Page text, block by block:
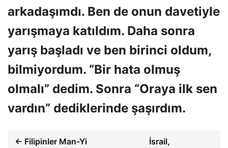
arkadaşımdı. Ben de onun davetiyle
yarışmaya katıldım. Daha sonra
yarış başladı ve ben birinci oldum,
bilmiyordum. “Bir hata olmuş
olmalı” dedim. Sonra “Oraya ilk sen
vardın” dediklerinde şaşırdım.
← Filipinler Man-Yi
İsrail,